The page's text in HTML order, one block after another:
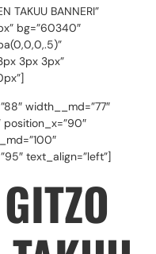
TAKUU BANNERI”
bg=”60340″
3px 3px”
width__md=”77″
position_x=”90″
text_align=”left”]